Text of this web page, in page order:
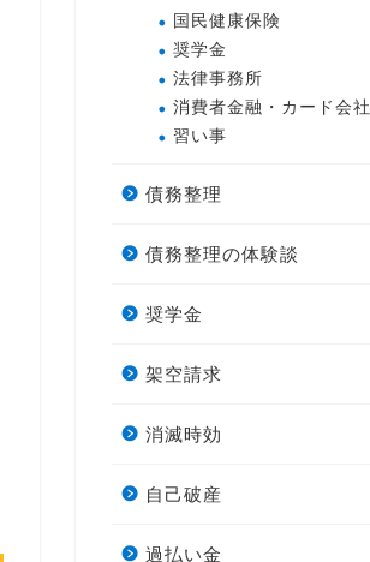
国民健康保険
奨学金
法律事務所
消費者金融・カード会社
習い事
債務整理
債務整理の体験談
奨学金
架空請求
消滅時効
自己破産
過払い金